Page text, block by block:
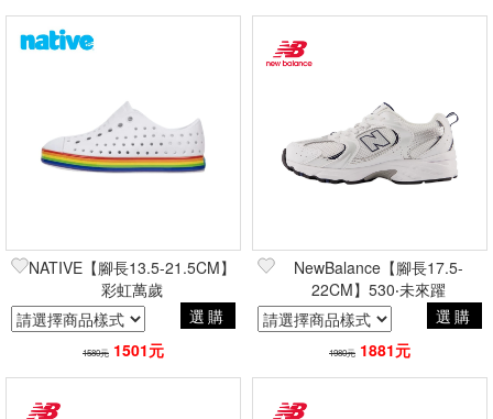
NATIVE【腳長13.5-21.5CM】
彩虹萬歲
選購
1580元 1501元
NewBalance【腳長17.5-
22CM】530‧未來躍
選購
1980元 1881元